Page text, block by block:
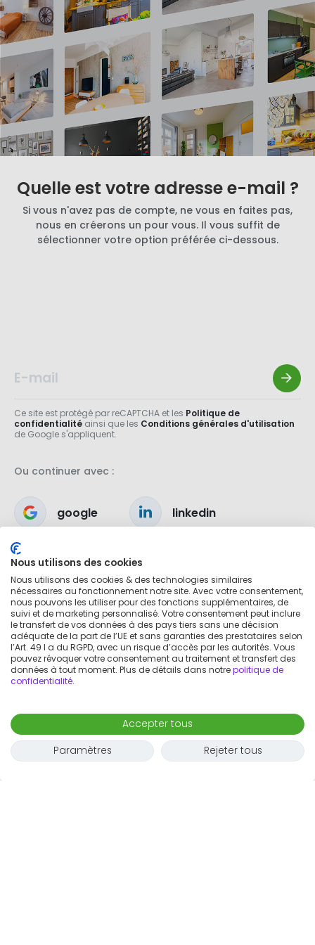
Quelle est votre adresse e-mail ?
Si vous n'avez pas de compte, ne vous en faites pas,
nous en créerons un pour vous. Il vous suffit de
sélectionner votre option préférée ci-dessous.
Ce site est protégé par reCAPTCHA et les Politique de
confidentialité ainsi que les Conditions générales d'utilisation
de Google s'appliquent.
Ou continuer avec :
google linkedin
apple
Nous utilisons des cookies
Nous utilisons des cookies & des technologies similaires
nécessaires au fonctionnement notre site. Avec votre consentement,
nous pouvons les utiliser pour des fonctions supplémentaires, de
suivi et de marketing personnalisé. Votre consentement peut inclure
le transfert de vos données à des pays tiers sans une décision
adéquate de la part de l’UE et sans garanties des prestataires selon
l’Art. 49 I a du RGPD, avec un risque d’accès par les autorités. Vous
pouvez révoquer votre consentement au traitement et transfert des
données à tout moment. Plus de détails dans notrepolitique de
confidentialité.
Accepter tous
Paramètres
Rejeter tous